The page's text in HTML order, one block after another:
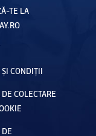
TE LA
CONDIȚII
COLECTARE